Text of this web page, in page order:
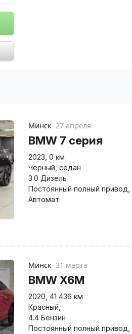
Минск 27 апреля
BMW 7 серия
2023 0 км
Черный седан
3.0 Дизель
Постоянный полный привод
Автомат
Минск 31 марта
BMW X6M
2020 41 436 км
Красный
4.4 Бензин
Постоянный полный привод